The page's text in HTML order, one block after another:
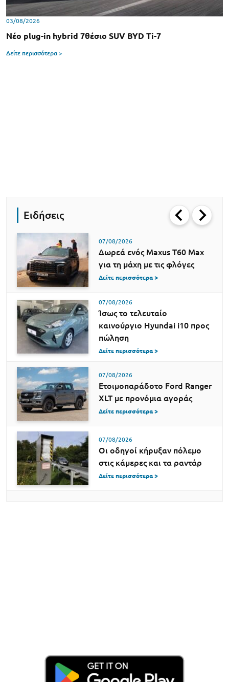
03/08/2026
Νέο plug-in hybrid 7θέσιο SUV BYD Ti-7
Δείτε περισσότερα >
Ειδήσεις
07/08/2026
Δωρεά ενός Maxus T60 Max
για τη μάχη με τις φλόγες
Δείτε περισσότερα >
07/08/2026
Ίσως το τελευταίο
καινούργιο Hyundai i10 προς
πώληση
Δείτε περισσότερα >
07/08/2026
Ετοιμοπαράδοτο Ford Ranger
XLT με προνόμια αγοράς
Δείτε περισσότερα >
07/08/2026
Οι οδηγοί κήρυξαν πόλεμο
στις κάμερες και τα ραντάρ
Δείτε περισσότερα >